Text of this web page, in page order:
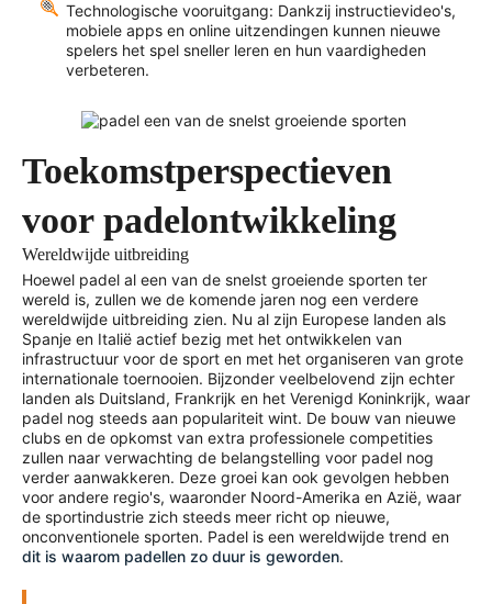
Technologische vooruitgang: Dankzij instructievideo's,
mobiele apps en online uitzendingen kunnen nieuwe
spelers het spel sneller leren en hun vaardigheden
verbeteren.
Toekomstperspectieven
voor padelontwikkeling
Wereldwijde uitbreiding
Hoewel padel al een van de snelst groeiende sporten ter
wereld is, zullen we de komende jaren nog een verdere
wereldwijde uitbreiding zien. Nu al zijn Europese landen als
Spanje en Italië actief bezig met het ontwikkelen van
infrastructuur voor de sport en met het organiseren van grote
internationale toernooien. Bijzonder veelbelovend zijn echter
landen als Duitsland, Frankrijk en het Verenigd Koninkrijk, waar
padel nog steeds aan populariteit wint. De bouw van nieuwe
clubs en de opkomst van extra professionele competities
zullen naar verwachting de belangstelling voor padel nog
verder aanwakkeren. Deze groei kan ook gevolgen hebben
voor andere regio's, waaronder Noord-Amerika en Azië, waar
de sportindustrie zich steeds meer richt op nieuwe,
onconventionele sporten. Padel is een wereldwijde trend en
dit is waarom padellen zo duur is geworden.